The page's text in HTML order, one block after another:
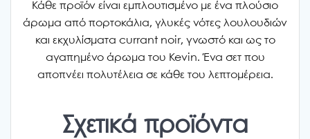
Κάθε προϊόν είναι εμπλουτισμένο με ένα πλούσιο
άρωμα από πορτοκάλια, γλυκές νότες λουλουδιών
και εκχυλίσματα currant noir, γνωστό και ως το
αγαπημένο άρωμα του Kevin. Ένα σετ που
αποπνέει πολυτέλεια σε κάθε του λεπτομέρεια.
Σχετικά προϊόντα